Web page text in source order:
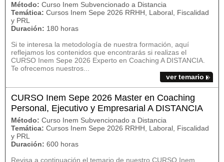
Método: Curso Inem Subvencionado a Distancia
Temática: Cursos Inem Sepe 2026 RRHH, Laboral, Fiscalidad
y PRL
Duración: 180 horas
Si te interesa la metodología de nuestra formación, aquí
reflejamos los contenidos que encontrarás si realizas el
CURSO Inem Sepe 2026 Experto en Coaching A DISTANCIA.
Te ofrecemos nuestros...
ver temario
CURSO Inem Sepe 2026 Master en Coaching
Personal, Ejecutivo y Empresarial A DISTANCIA
Método: Curso Inem Subvencionado a Distancia
Temática: Cursos Inem Sepe 2026 RRHH, Laboral, Fiscalidad
y PRL
Duración: 600 horas
Revisa a continuación el temario de nuestro CURSO Inem